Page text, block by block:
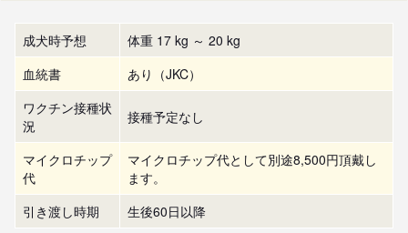
成犬時予想
体重 17 kg ～ 20 kg
血統書
あり（JKC）
ワクチン接種状
況
接種予定なし
マイクロチップ
代
マイクロチップ代として別途8,500円頂戴し
ます。
引き渡し時期
生後60日以降